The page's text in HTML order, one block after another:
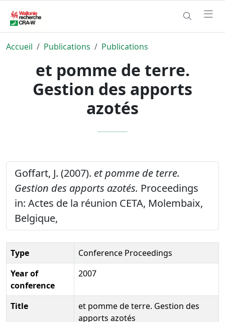
Accueil Publications Publications
et pomme de terre.
Gestion des apports
azotés
Goffart, J. (2007). et pomme de terre.
Gestion des apports azotés. Proceedings
in: Actes de la réunion CETA, Molembaix,
Belgique,
Type
Conference Proceedings
Year of
conference
2007
Title
et pomme de terre. Gestion des
apports azotés